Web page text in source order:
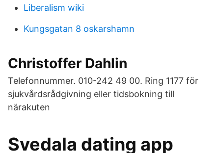
Liberalism wiki
Kungsgatan 8 oskarshamn
Christoffer Dahlin
Telefonnummer. 010-242 49 00. Ring 1177 för
sjukvårdsrådgivning eller tidsbokning till
närakuten
Svedala dating app